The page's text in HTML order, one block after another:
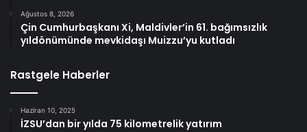
Ağustos 8, 2026
Çin Cumhurbaşkanı Xi, Maldivler’in 61. bağımsızlık
yıldönümünde mevkidaşı Muizzu’yu kutladı
Rastgele Haberler
Haziran 10, 2025
İZSU’dan bir yılda 75 kilometrelik yatırım